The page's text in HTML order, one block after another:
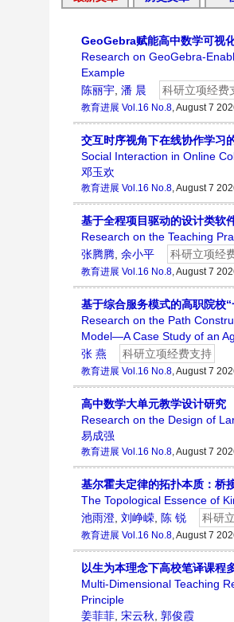
GeoGebra赋能高中数学可视
Research on GeoGebra-
Example
陈丽宇, 潘 晨 科研立项经费
教育进展 Vol.16 No.8, August 7
交互时序视角下在线协作学
Social Interaction in Online
邓玉欢
教育进展 Vol.16 No.8, August 7
基于全程项目驱动的设计类软
Research on the Teaching
张腾腾, 余小平 科研立项经
教育进展 Vol.16 No.8, August 7
基于综合服务模式的高职院校
Research on the Path
Model—A Case Study of an
张 燕
科研立项经费支持
教育进展 Vol.16 No.8, August 7
高中数学大单元教学设计研究
Research on the Design of
易成强
教育进展 Vol.16 No.8, August 7
基尔霍夫定律的拓扑本质：桥
The Topological Essence of
池雨澄, 刘峥嵘, 陈 锐 科研
教育进展 Vol.16 No.8, August 7
以生为本理念下高校笔译课程
Multi-Dimensional Teaching
Principle
姜菲菲, 宋云秋, 郭俊霞